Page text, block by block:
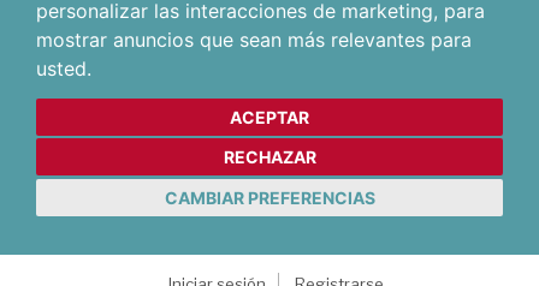
personalizar las interacciones de marketing, para
mostrar anuncios que sean más relevantes para
usted.
ACEPTAR
RECHAZAR
CAMBIAR PREFERENCIAS